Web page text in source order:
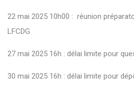
22 mai 2025 10h00 : réunion
LFCDG
27 mai 2025 16h : délai limite pour
30 mai 2025 16h : délai limite pour